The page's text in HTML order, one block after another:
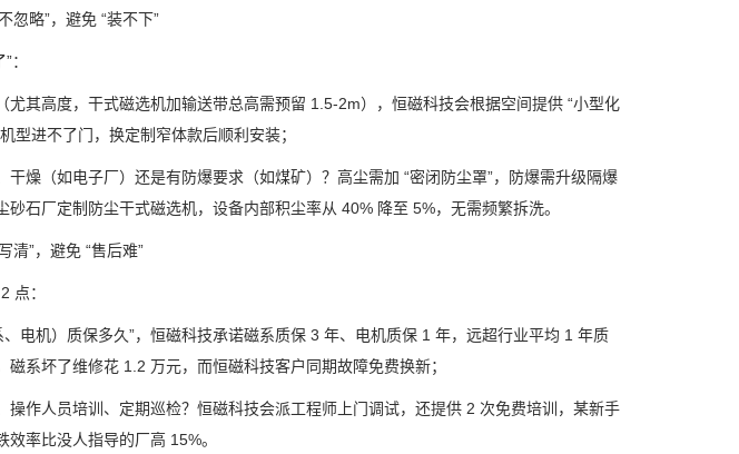
忽略”，避免 “装不下”
”：
尤其高度，干式磁选机加输送带总高需预留 1.5-2m），恒磁科技会根据空间提供“小型化
型进不了门，换定制窄体款后顺利安装；
干燥（如电子厂）还是有防爆要求（如煤矿）？高尘需加 “密闭防尘罩”，防爆需升级隔爆
砂石厂定制防尘干式磁选机，设备内部积尘率从 40% 降至 5%，无需频繁拆洗。
清”，避免 “售后难”
2 点：
电机）质保多久”，恒磁科技承诺磁系质保3 年、电机质保1 年，远超行业平均 1 年质
磁系坏了维修花1.2 万元，而恒磁科技客户同期故障免费换新；
操作人员培训、定期巡检？恒磁科技会派工程师上门调试，还提供2 次免费培训，某新手
效率比没人指导的厂高15%。